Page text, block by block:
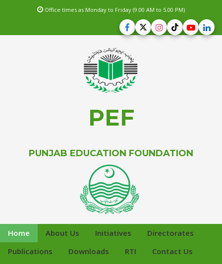
Office times as Monday to Friday (9.00 AM to 5.00 PM)
PEF
PUNJAB EDUCATION FOUNDATION
Home About Us Initiatives
Directorates
Publications
Downloads RTI
Contact Us